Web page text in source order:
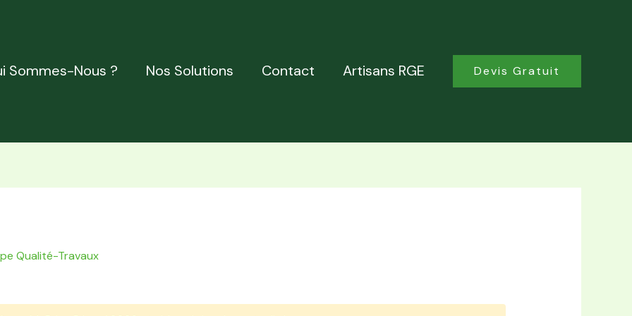
Sommes-Nous ? Nos Solutions Contact Artisans RGE Devis Gratuit
Qualité-Travaux